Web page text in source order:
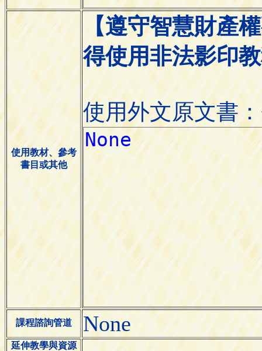
使用教材、參考
書目或其他
【遵守智慧財產
得使用非法影印
使用外文原文書
課程諮詢管道 None
延伸教學與資源